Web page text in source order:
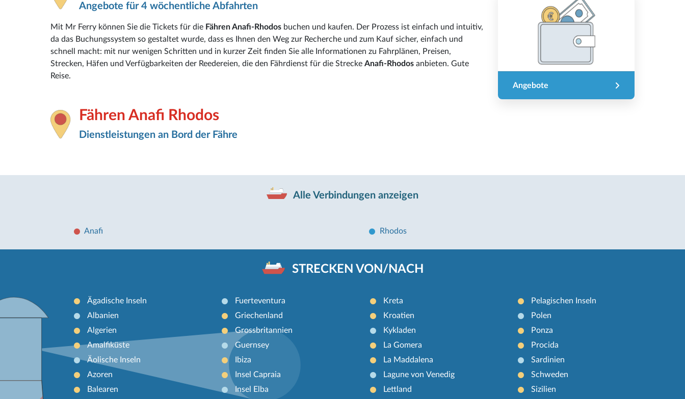
Angebote für 4 wöchentliche Abfahrten
Mit Mr Ferry können Sie die Tickets für die Fähren Anafi-Rhodos buchen und kaufen. Der Prozess ist einfach und intuitiv,
da das Buchungssystem so gestaltet wurde, dass es Ihnen den Weg zur Recherche und zum Kauf sicher, einfach und
schnell macht: mit nur wenigen Schritten und in kurzer Zeit finden Sie alle Informationen zu Fahrplänen, Preisen,
Strecken, Häfen und Verfügbarkeiten der Reedereien, die den Fährdienst für die Strecke Anafi-Rhodos anbieten. Gute
Reise.
Fähren Anafi Rhodos
Dienstleistungen an Bord der Fähre
Angebote
Alle Verbindungen anzeigen
Anafi Rhodos
STRECKEN VON/NACH
Ägadische Inseln
Albanien
Algerien
Amalfiküste
Äolische Inseln
Azoren
Balearen
Fuerteventura
Griechenland
Grossbritannien
Guernsey
Ibiza
Insel Capraia
Insel Elba
Kreta
Kroatien
Kykladen
La Gomera
La Maddalena
Lagune von Venedig
Lettland
Pelagischen Inseln
Polen
Ponza
Procida
Sardinien
Schweden
Sizilien